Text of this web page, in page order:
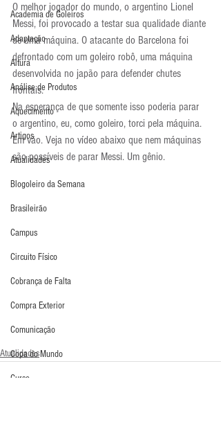
Academia de Goleiros
Adaptação
Altura
Análise de Produtos
Aquecimento
Artigos
Atualidades
Blogoleiro da Semana
Brasileirão
Campus
Circuito Físico
Cobrança de Falta
Compra Exterior
Comunicação
Copa do Mundo
Curso
O melhor jogador do mundo, o argentino Lionel
Messi, foi provocado a testar sua qualidade diante
de uma máquina. O atacante do Barcelona foi
defrontado com um goleiro robô, uma máquina
desenvolvida no japão para defender chutes
frontais.
Na esperança de que somente isso poderia parar
o argentino, eu, como goleiro, torci pela máquina.
Em vão. Veja no vídeo abaixo que nem máquinas
são possíveis de parar Messi. Um gênio.
Atualidades